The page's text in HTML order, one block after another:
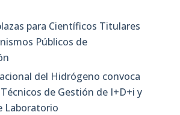
para Científicos Titulares
Públicos de
del Hidrógeno convoca
de Gestión de I+D+i y
Laboratorio